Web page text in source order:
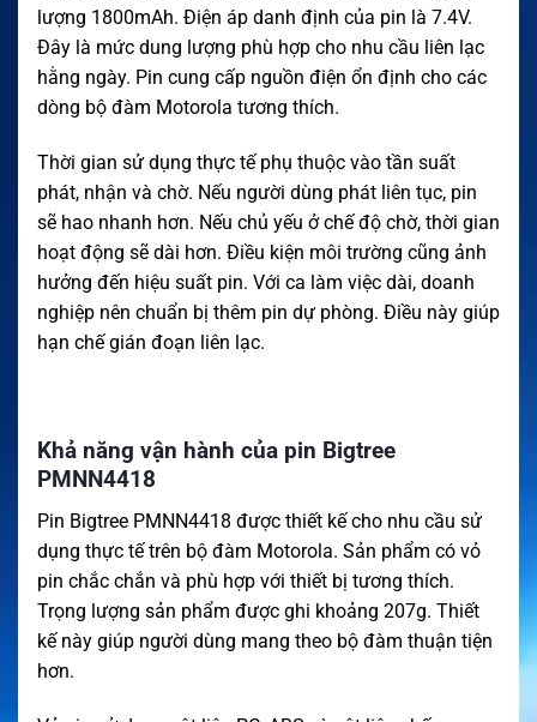
lượng 1800mAh. Điện áp danh định của pin là 7.4V.
Đây là mức dung lượng phù hợp cho nhu cầu liên lạc
hằng ngày. Pin cung cấp nguồn điện ổn định cho các
dòng bộ đàm Motorola tương thích.
Thời gian sử dụng thực tế phụ thuộc vào tần suất
phát, nhận và chờ. Nếu người dùng phát liên tục, pin
sẽ hao nhanh hơn. Nếu chủ yếu ở chế độ chờ, thời gian
hoạt động sẽ dài hơn. Điều kiện môi trường cũng ảnh
hưởng đến hiệu suất pin. Với ca làm việc dài, doanh
nghiệp nên chuẩn bị thêm pin dự phòng. Điều này giúp
hạn chế gián đoạn liên lạc.
Khả năng vận hành của pin Bigtree
PMNN4418
Pin Bigtree PMNN4418 được thiết kế cho nhu cầu sử
dụng thực tế trên bộ đàm Motorola. Sản phẩm có vỏ
pin chắc chắn và phù hợp với thiết bị tương thích.
Trọng lượng sản phẩm được ghi khoảng 207g. Thiết
kế này giúp người dùng mang theo bộ đàm thuận tiện
hơn.